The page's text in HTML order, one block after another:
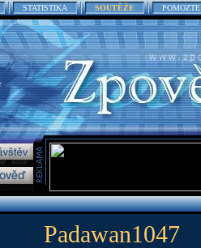
STATISTIKA SOUTĚŽE POMOZTE
Padawan1047